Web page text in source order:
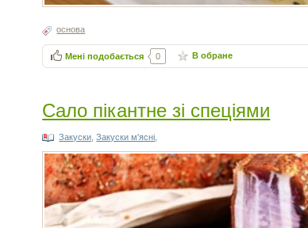
основа
Мені подобається 0 В обране
Сало пікантне зі спеціями
Закуски ,Закуски м'ясні